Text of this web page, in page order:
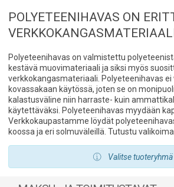
POLYETEENIHAVAS ON
VERKKOKANGASMATERIAALI
Polyeteenihavas on valmistettu
kestävä muovimateriaali ja siksi myös
verkkokangasmateriaali. Polyeteenihavas
kovassakaan käytössä, joten se on
kalastusväline niin harraste- kuin
käytettäväksi. Polyeteenihavas myydään
Verkkokaupastamme löydät
koossa ja eri solmuväleillä. Tutustu
Valitse tuoteryhmä